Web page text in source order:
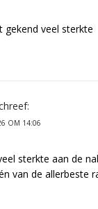
gekend veel sterkte
OM 14:06
sterkte aan de
van de allerbeste